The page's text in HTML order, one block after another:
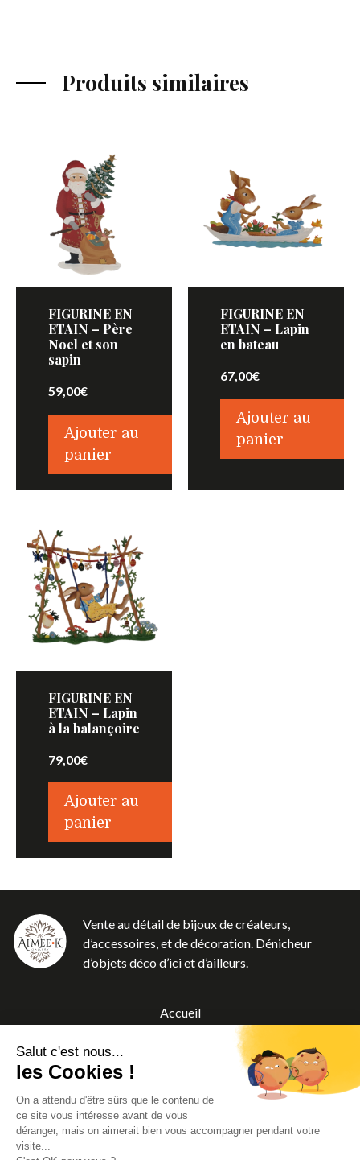
Produits similaires
FIGURINE EN
ETAIN – Père
Noel et son
sapin
59,00€
Ajouter au
panier
FIGURINE EN
ETAIN – Lapin
en bateau
67,00€
Ajouter au
panier
FIGURINE EN
ETAIN – Lapin
à la balançoire
79,00€
Ajouter au
panier
Vente au détail de bijoux de créateurs,
d’accessoires, et de décoration. Dénicheur
d’objets déco d’ici et d’ailleurs.
Accueil
Contact
CGV
Salut c'est nous...
les Cookies !
On a attendu d'être sûrs que le contenu de
ce site vous intéresse avant de vous
déranger, mais on aimerait bien vous accompagner pendant votre
visite...